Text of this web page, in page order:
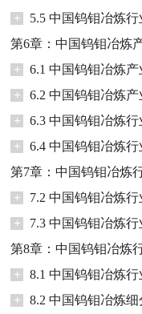
+
5.5 中国钨钼冶炼
第6章：中国钨钼冶炼
+
6.1 中国钨钼冶炼
+
6.2 中国钨钼冶炼
+
6.3 中国钨钼冶炼
+
6.4 中国钨钼冶炼
第7章：中国钨钼冶炼
+
7.2 中国钨钼冶炼
+
7.3 中国钨钼冶炼
第8章：中国钨钼冶炼
+
8.1 中国钨钼冶炼
+
8.2 中国钨钼冶炼